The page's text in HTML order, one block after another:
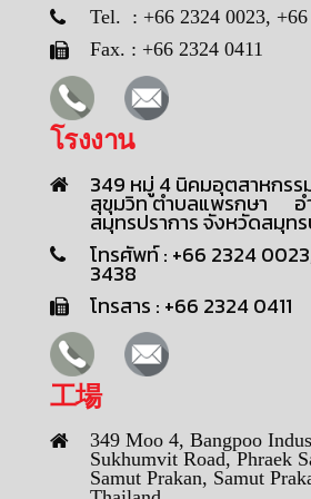
Tel. : +66 2324 0023, +66
Fax. : +66 2324 0411
โรงงาน
349 หมู่ 4 นิคมอุตสาหกรร
สุขุมวิท ตำบลแพรกษา อำ
สมุทรปราการ จังหวัดสมุท
โทรศัพท์ : +66 2324
3438
โทรสาร : +66 2324 0411
工場
349 Moo 4, Bangpoo
Sukhumvit Road, Phraek
Samut Prakan, Samut